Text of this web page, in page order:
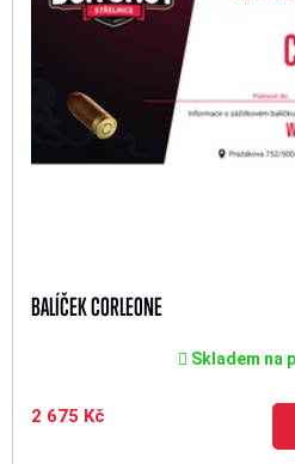
BALÍČEK CORLEONE
Skladem na
2 675 Kč